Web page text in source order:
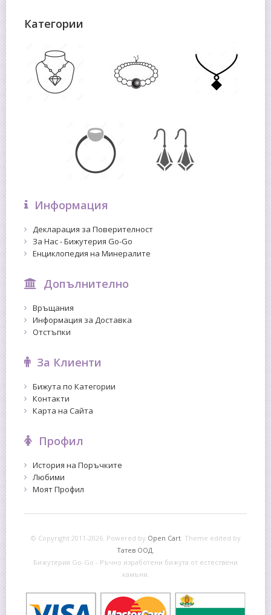
Категории
Информация
Декларация за Поверителност
За Нас - Бижутерия Go-Go
Енциклопедия на Минералите
Допълнително
Връщания
Информация за Доставка
Отстъпки
За Клиенти
Бижута по Категории
Контакти
Карта на Сайта
Профил
История на Поръчките
Любими
Моят Профил
© Copyright 2011-2026. Powered by Open Cart. Theme edited by
Татев ООД.
Бижутерия Go-Go - Ръчно изработени бижута от естествени
камъни.